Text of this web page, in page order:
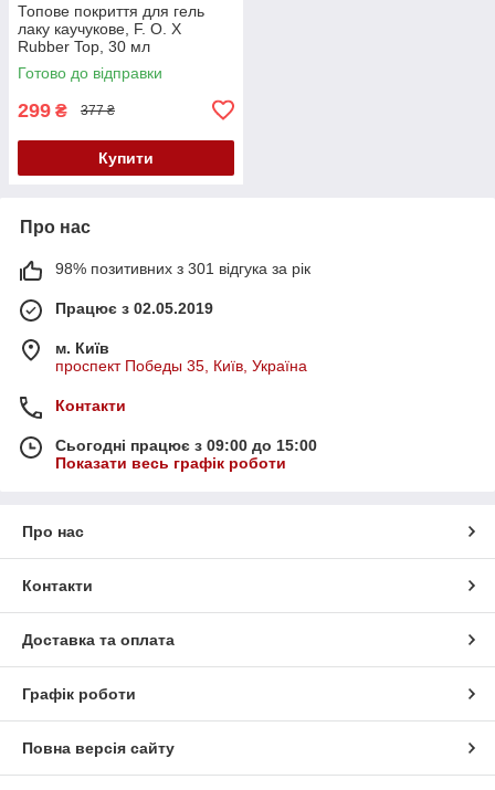
Топове покриття для гель
лаку каучукове, F. O. X
Rubber Top, 30 мл
Готово до відправки
299 ₴ 377 ₴
Купити
Про нас
98% позитивних з 301 відгука за рік
Працює з 02.05.2019
м. Київ
проспект Победы 35, Київ, Україна
Контакти
Сьогодні працює з 09:00 до 15:00
Показати весь графік роботи
Про нас
Контакти
Доставка та оплата
Графік роботи
Повна версія сайту